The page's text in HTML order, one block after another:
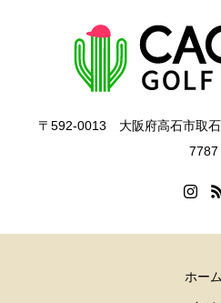
〒592-0013 大阪府高石市取
7787
ホーム